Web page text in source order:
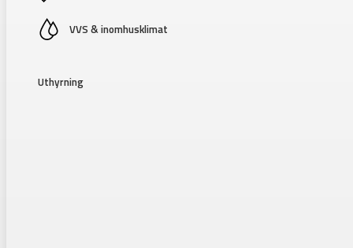
VVS & inomhusklimat
Uthyrning